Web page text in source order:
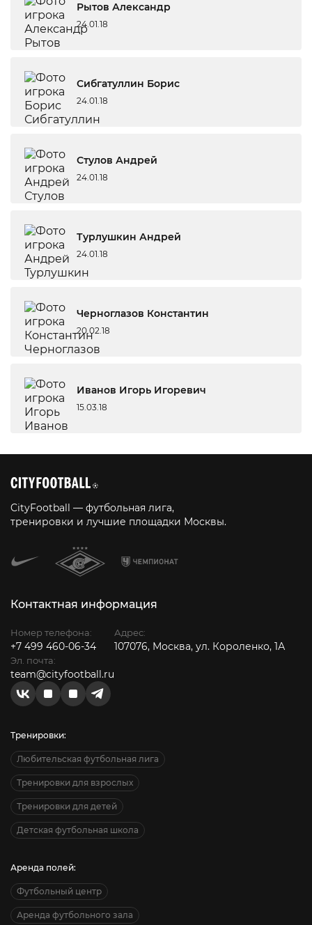
Рытов Александр
24.01.18
Сибгатуллин Борис
24.01.18
Стулов Андрей
24.01.18
Турлушкин Андрей
24.01.18
Черноглазов Константин
20.02.18
Иванов Игорь Игоревич
15.03.18
CityFootball — футбольная лига,
тренировки и лучшие площадки Москвы.
Контактная информация
Номер телефона:
+7 499 460-06-34
Эл. почта:
team@cityfootball.ru
Адрес:
107076, Москва, ул. Короленко, 1А
Тренировки:
Любительская футбольная лига
Тренировки для взрослых
Тренировки для детей
Детская футбольная школа
Аренда полей:
Футбольный центр
Аренда футбольного зала